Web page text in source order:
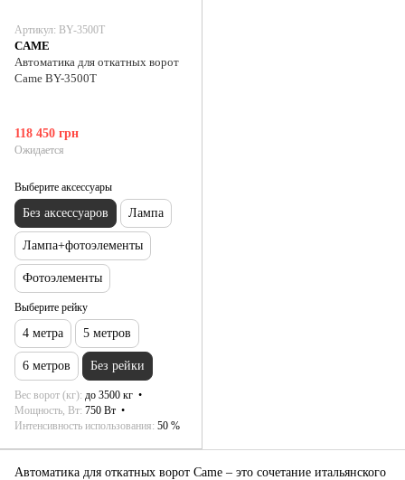
Автоматика для откатных ворот Came – это сочетание итальянского
Артикул: BY-3500T
CAME
Автоматика для откатных ворот
Came BY-3500T
118 450 грн
Ожидается
Выберите аксессуары
Без аксессуаров Лампа
Лампа+фотоэлементы
Фотоэлементы
Выберите рейку
4 метра 5 метров
6 метров Без рейки
Вес ворот (кг) до 3500 кг
Мощность, Вт 750 Вт
Интенсивность использования 50 %